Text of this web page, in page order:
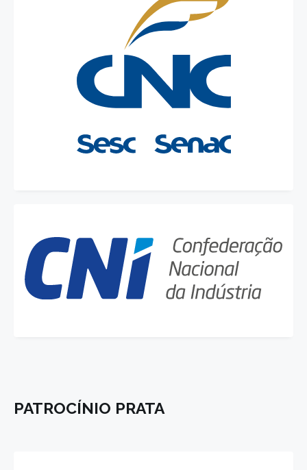
PATROCÍNIO PRATA